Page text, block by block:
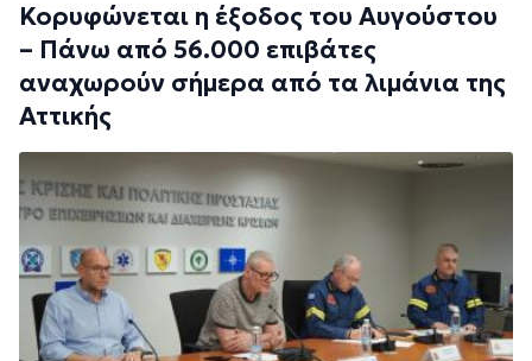
Κορυφώνεται η έξοδος του Αυγούστου
– Πάνω από 56.000 επιβάτες
αναχωρούν σήμερα από τα λιμάνια της
Αττικής